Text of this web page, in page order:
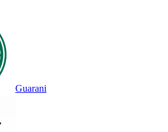
Guarani